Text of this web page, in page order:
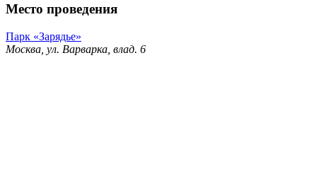
Место проведения
Парк «Зарядье»
Москва, ул. Варварка, влад. 6